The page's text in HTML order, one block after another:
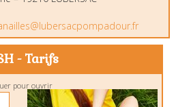
- Tarifs
pour ouvrir